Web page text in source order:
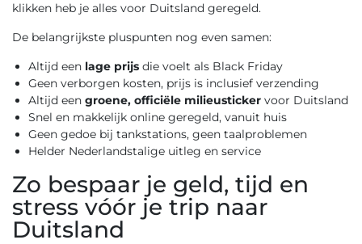
klikken heb je alles voor Duitsland geregeld.
De belangrijkste pluspunten nog even samen:
Altijd een lage prijs die voelt als Black Friday
Geen verborgen kosten, prijs is inclusief verzending
Altijd een groene, officiële milieusticker voor Duitsland
Snel en makkelijk online geregeld, vanuit huis
Geen gedoe bij tankstations, geen taalproblemen
Helder Nederlandstalige uitleg en service
Zo bespaar je geld, tijd en
stress vóór je trip naar
Duitsland